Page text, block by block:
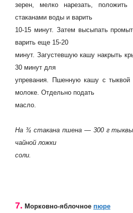
зерен, мелко нарезать,
стаканами воды и варить
10-15 минут. Затем высыпать
варить еще 15-20
минут. Загустевшую кашу накрыть
30 минут для
упревания. Пшенную кашу с тыквой
молоке. Отдельно подать
масло.
На ¾ стакана пшена — 300 г
чайной ложки
соли.
7. Морковно-яблочное пюре